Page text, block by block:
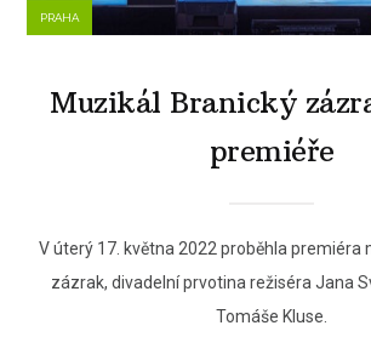
PRAHA
Muzikál Branický
premiéře
V úterý 17. května 2022 proběhla premiéra
zázrak, divadelní prvotina režiséra Jana
Tomáše Kluse.